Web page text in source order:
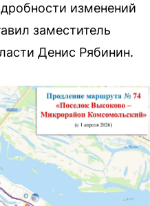
изменений
заместитель
Денис Рябинин.